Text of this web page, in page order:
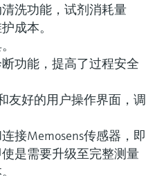
洗功能，试剂消耗量
成本。
功能，提高了过程安全
友好的用户操作界面，调
接Memosens传感器，即
是需要升级至完整测量